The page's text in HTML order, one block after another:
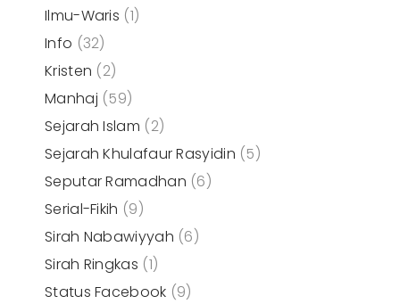
Ilmu-Waris (1)
Info (32)
Kristen (2)
Manhaj (59)
Sejarah Islam (2)
Sejarah Khulafaur Rasyidin (5)
Seputar Ramadhan (6)
Serial-Fikih (9)
Sirah Nabawiyyah (6)
Sirah Ringkas (1)
Status Facebook (9)